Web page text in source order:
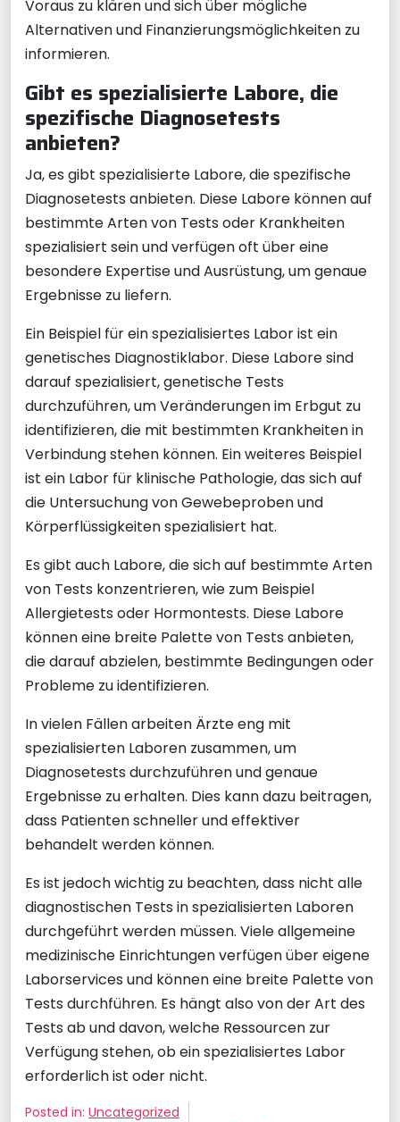
Voraus zu klären und sich über mögliche
Alternativen und Finanzierungsmöglichkeiten zu
informieren.
Gibt es spezialisierte Labore, die
spezifische Diagnosetests
anbieten?
Ja, es gibt spezialisierte Labore, die spezifische
Diagnosetests anbieten. Diese Labore können auf
bestimmte Arten von Tests oder Krankheiten
spezialisiert sein und verfügen oft über eine
besondere Expertise und Ausrüstung, um genaue
Ergebnisse zu liefern.
Ein Beispiel für ein spezialisiertes Labor ist ein
genetisches Diagnostiklabor. Diese Labore sind
darauf spezialisiert, genetische Tests
durchzuführen, um Veränderungen im Erbgut zu
identifizieren, die mit bestimmten Krankheiten in
Verbindung stehen können. Ein weiteres Beispiel
ist ein Labor für klinische Pathologie, das sich auf
die Untersuchung von Gewebeproben und
Körperflüssigkeiten spezialisiert hat.
Es gibt auch Labore, die sich auf bestimmte Arten
von Tests konzentrieren, wie zum Beispiel
Allergietests oder Hormontests. Diese Labore
können eine breite Palette von Tests anbieten,
die darauf abzielen, bestimmte Bedingungen oder
Probleme zu identifizieren.
In vielen Fällen arbeiten Ärzte eng mit
spezialisierten Laboren zusammen, um
Diagnosetests durchzuführen und genaue
Ergebnisse zu erhalten. Dies kann dazu beitragen,
dass Patienten schneller und effektiver
behandelt werden können.
Es ist jedoch wichtig zu beachten, dass nicht alle
diagnostischen Tests in spezialisierten Laboren
durchgeführt werden müssen. Viele allgemeine
medizinische Einrichtungen verfügen über eigene
Laborservices und können eine breite Palette von
Tests durchführen. Es hängt also von der Art des
Tests ab und davon, welche Ressourcen zur
Verfügung stehen, ob ein spezialisiertes Labor
erforderlich ist oder nicht.
Posted in: Uncategorized